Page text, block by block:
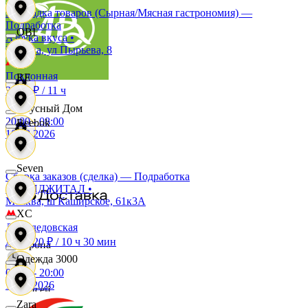
Виктория
Вилка Ложка
Вкусный Дом
Гиперглобус
Глобус
Европа
Елисей
OBI
RE
Reebok
Seven
XC
Одежда 3000
Zara
Выкладка товаров (Сырная/Мясная гастрономия) —
Подработка
Азбука вкуса•
Москва, ул Пырьева, 8
Поклонная
3 905 ₽ / 11 ч
20:00-08:00
10.08.2026
Сборка заказов (сделка) — Подработка
X5 ДИДЖИТАЛ •
Москва, ш Каширское, 61к3А
Домодедовская
до 5 520 ₽ / 10 ч 30 мин
08:00- 20:00
11.08.2026